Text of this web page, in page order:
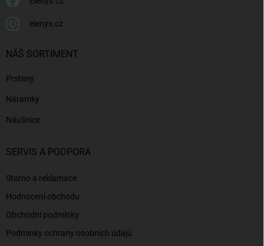
elenys.cz
NÁŠ SORTIMENT
Prsteny
Náramky
Náušnice
SERVIS A PODPORA
Storno a reklamace
Hodnocení obchodu
Obchodní podmínky
Podmínky ochrany osobních údajů